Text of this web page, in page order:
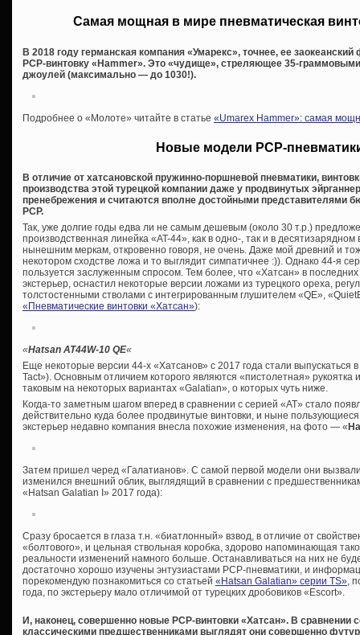
Самая мощная в мире пневматическая
В 2018 году германская компания «Умарекс», точнее, ее
PCP-винтовку «Hammer». Это «чудище», стреляющее 35-
джоулей (максимально — до 1030!).
Подробнее о «Молоте» читайте в статье «Umarex Hammer»: самая
Новые модели PCP-
В отличие от хатсановской пружинно-поршневой пневматики,
производства этой турецкой компании даже у продвинутых
пренебрежения и считаются вполне достойными представителями
PCP.
Так, уже долгие годы едва ли не самым дешевым (около 30 т.р.)
производственная линейка «AT-44», как в одно-, так и в
нынешним меркам, откровенно говоря, не очень. Даже мой древний и
некотором сходстве ложа и то выглядит симпатичнее :)). Однако 44-я
пользуется заслуженным спросом. Тем более, что «Хатсан» в
экстерьер, оснастил некоторые версии ложами из турецкого ореха,
толстостенными стволами с интегрированным глушителем «QE»,
«Пневматические винтовки «Хатсан»):
«Hatsan AT44W-10 QE«
Еще некоторые версии 44-х «Хатсанов» с 2017 года стали выпускаться
Tact»). Основным отличием которого являются «пистолетная» рукоятка
таковым на некоторых вариантах «Galatian», о которых чуть ниже.
Когда-то заметным шагом вперед в сравнении с серией «AT» стало
действительно куда более продвинутые винтовки, и ныне
экстерьер недавно компания внесла похожие изменения, на фото — «
Затем пришел черед «Галатианов». С самой первой модели они
изменился внешний облик, выглядящий в сравнении с
«Hatsan Galatian I» 2017 года):
Сразу бросается в глаза т.н. «биатлонный» взвод, в отличие от
«болтового», и цельная ствольная коробка, здорово напоминающая
реальности изменений намного больше. Останавливаться на них не
достаточно хорошо изучены энтузиастами PCP-пневматики, и
порекомендую познакомиться со статьей «Hatsan Galatian» серии TS»,
года, по экстерьеру мало отличимой от турецких дробовиков «Escort».
И, наконец, совершенно новые PCP-винтовки «Хатсан». В сравнении
классическими предшественниками выглядят они совершенно